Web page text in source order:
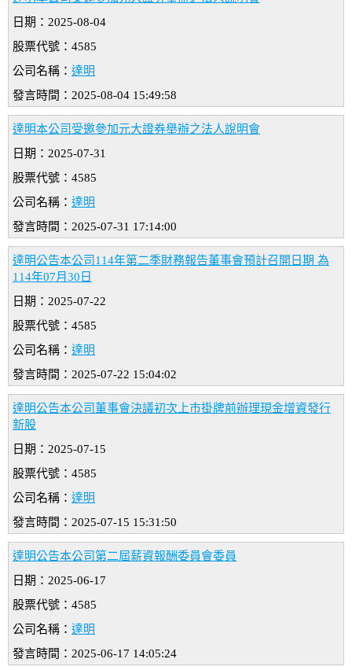
日期：2025-08-04
股票代號：4585
公司名稱： 達明
發言時間：2025-08-04 15:49:58
達明本公司受邀參加元大證券舉辦之法人說明會
日期：2025-07-31
股票代號：4585
公司名稱： 達明
發言時間：2025-07-31 17:14:00
達明公告本公司114年第二季財務報告董事會預計召開日期 為
114年07月30日
日期：2025-07-22
股票代號：4585
公司名稱： 達明
發言時間：2025-07-22 15:04:02
達明公告本公司董事會決議初次上市掛牌前辦理現金增資發行
新股
日期：2025-07-15
股票代號：4585
公司名稱： 達明
發言時間：2025-07-15 15:31:50
達明公告本公司第二屆薪資報酬委員會委員
日期：2025-06-17
股票代號：4585
公司名稱： 達明
發言時間：2025-06-17 14:05:24